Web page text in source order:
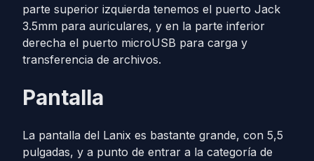
parte superior izquierda tenemos el puerto Jack
3.5mm para auriculares, y en la parte inferior
derecha el puerto microUSB para carga y
transferencia de archivos.
Pantalla
La pantalla del Lanix es bastante grande, con 5,5
pulgadas, y a punto de entrar a la categoría de